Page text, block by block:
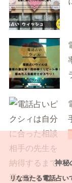
神秘
たる電話占いです